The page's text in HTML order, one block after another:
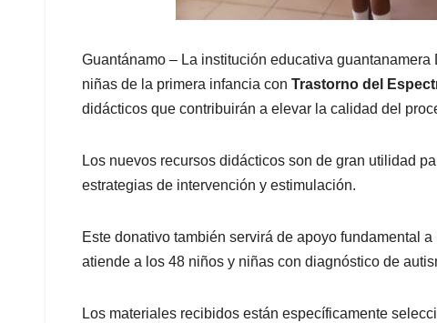
Guantánamo – La institución educativa
niñas de la primera infancia con Trastorno del
didácticos que contribuirán a elevar la calidad del
Los nuevos recursos didácticos son de gran utilidad
estrategias de intervención y estimulación.
Este donativo también servirá de apoyo fundamental
atiende a los 48 niños y niñas con diagnóstico de
Los materiales recibidos están específicamente